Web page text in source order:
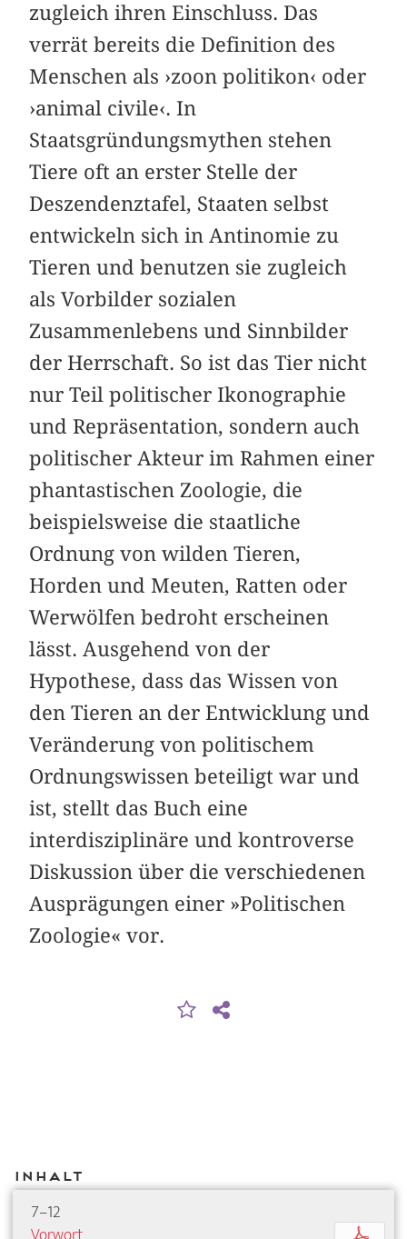
zugleich ihren Einschluss. Das
verrät bereits die Definition des
Menschen als ›zoon politikon‹ oder
›animal civile‹. In
Staatsgründungsmythen stehen
Tiere oft an erster Stelle der
Deszendenztafel, Staaten selbst
entwickeln sich in Antinomie zu
Tieren und benutzen sie zugleich
als Vorbilder sozialen
Zusammenlebens und Sinnbilder
der Herrschaft. So ist das Tier nicht
nur Teil politischer Ikonographie
und Repräsentation, sondern auch
politischer Akteur im Rahmen einer
phantastischen Zoologie, die
beispielsweise die staatliche
Ordnung von wilden Tieren,
Horden und Meuten, Ratten oder
Werwölfen bedroht erscheinen
lässt. Ausgehend von der
Hypothese, dass das Wissen von
den Tieren an der Entwicklung und
Veränderung von politischem
Ordnungswissen beteiligt war und
ist, stellt das Buch eine
interdisziplinäre und kontroverse
Diskussion über die verschiedenen
Ausprägungen einer »Politischen
Zoologie« vor.
Inhalt
7–12
p